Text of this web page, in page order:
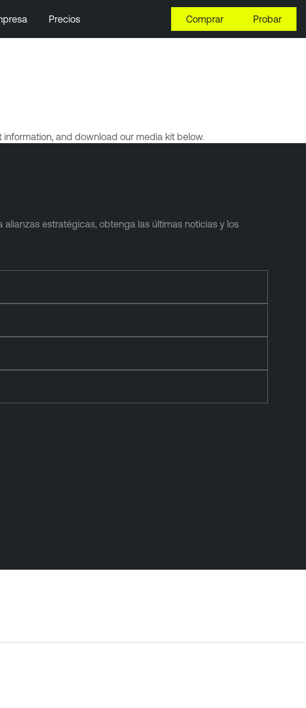
Precios Comprar Probar
and download our media kit below.
estratégicas, obtenga las últimas noticias y los